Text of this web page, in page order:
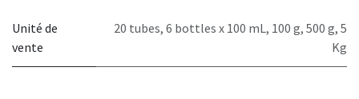
Unité de
vente
20 tubes, 6 bottles x 100 mL, 100 g, 500 g, 5
Kg